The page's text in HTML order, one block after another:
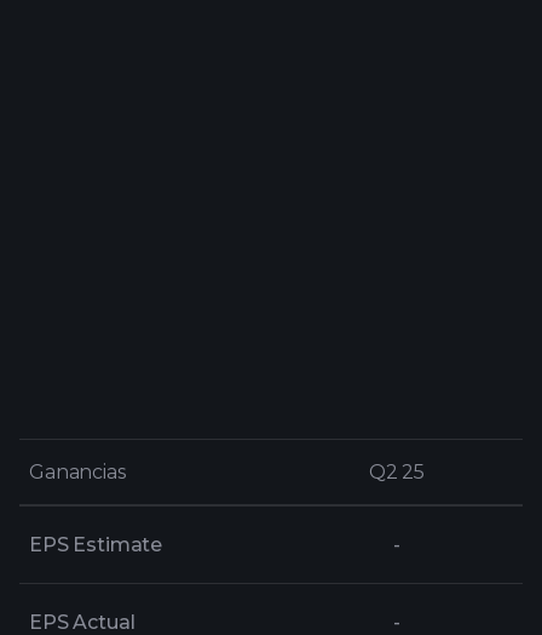
Ganancias Q2 25
Ganancias Q2 25
EPS Estimate -
EPS Actual -